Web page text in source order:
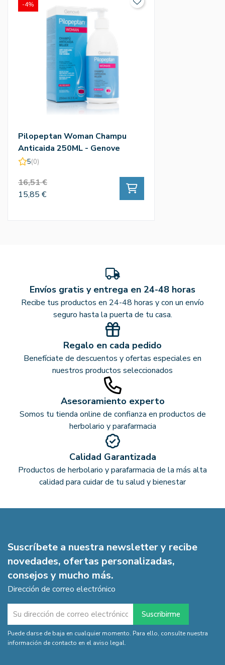
Pilopeptan Woman Champu
Anticaida 250ML - Genove
5(0)
16,51 €
15,85 €
-4%
Envíos gratis y entrega en 24-48 horas
Recibe tus productos en 24-48 horas y con un envío
seguro hasta la puerta de tu casa.
Regalo en cada pedido
Benefíciate de descuentos y ofertas especiales en
nuestros productos seleccionados
Asesoramiento experto
Somos tu tienda online de confianza en productos de
herbolario y parafarmacia
Calidad Garantizada
Productos de herbolario y parafarmacia de la más alta
calidad para cuidar de tu salud y bienestar
Suscríbete a nuestra newsletter y recibe
novedades, ofertas personalizadas,
consejos y mucho más.
Dirección de correo electrónico
Puede darse de baja en cualquier momento. Para ello, consulte nuestra
información de contacto en el aviso legal.